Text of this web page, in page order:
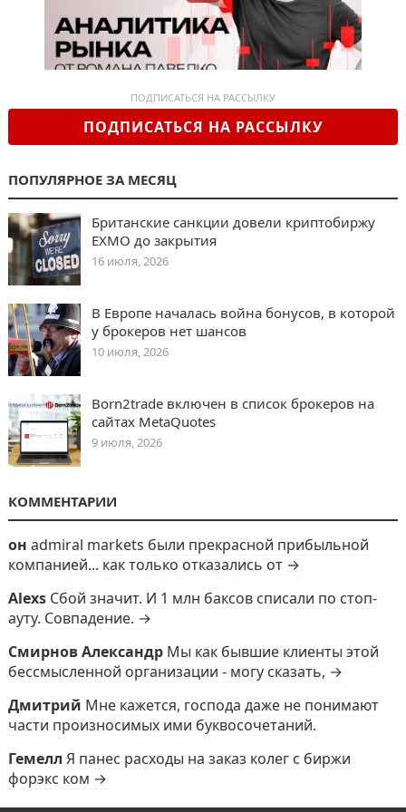
ПОДПИСАТЬСЯ НА РАССЫЛКУ
ПОДПИСАТЬСЯ НА РАССЫЛКУ
ПОПУЛЯРНОЕ ЗА МЕСЯЦ
Британские санкции довели криптобиржу
EXMO до закрытия
16 июля, 2026
В Европе началась война бонусов, в которой
у брокеров нет шансов
10 июля, 2026
Born2trade включен в список брокеров на
сайтах MetaQuotes
9 июля, 2026
КОММЕНТАРИИ
он admiral markets были прекрасной прибыльной
компанией... как только отказались от →
Alexs Сбой значит. И 1 млн баксов списали по стоп-
ауту. Совпадение. →
Смирнов Александр Мы как бывшие клиенты этой
бессмысленной организации - могу сказать, →
Дмитрий Мне кажется, господа даже не понимают
части произносимых ими буквосочетаний.
Гемелл Я панес расходы на заказ колег с биржи
форэкс ком →